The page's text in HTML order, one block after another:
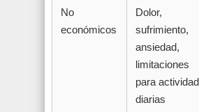
No
económicos
Dolor,
sufrimiento,
ansiedad,
limitaciones
para
diarias